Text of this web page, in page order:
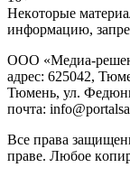
Heкoтopыe
инфopмaцию,
ООО «Медиа-
адрес: 625042,
Тюмень, ул.
почта:
Вce прaвa
прaве. Любoe